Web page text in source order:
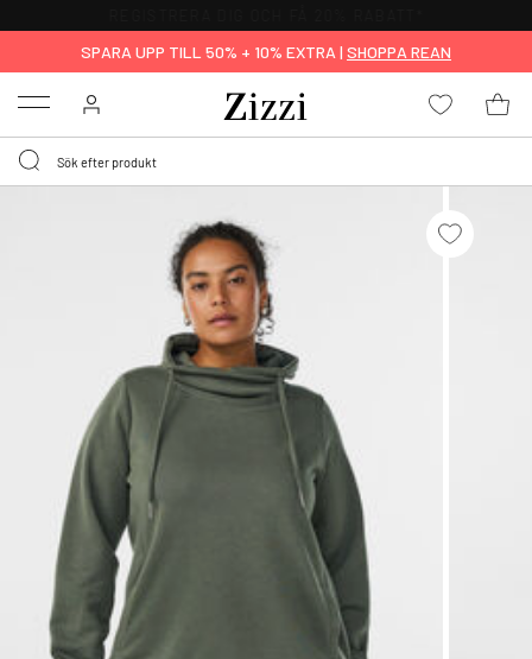
SPARA UPP TILL 50% + 10% EXTRA | SHOPPA REAN
Menu